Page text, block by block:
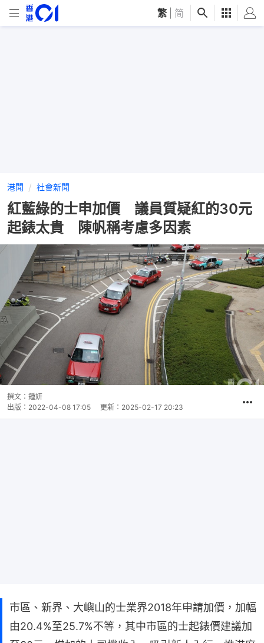
繁 简
港聞 社會新聞
紅藍綠的士申加價 議員質疑紅的30元
起錶太貴 陳帆稱考慮多因素
撰文： 鍾妍
出版： 2022-04-08 17:05 更新： 2025-02-17 20:23
市區、新界、大嶼山的士業界2018年申請加價，加幅
由20.4%至25.7%不等，其中市區的士起錶價建議加